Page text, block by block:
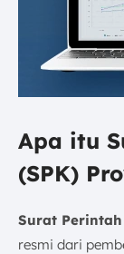
Apa itu
(SPK)
Surat
resmi dari